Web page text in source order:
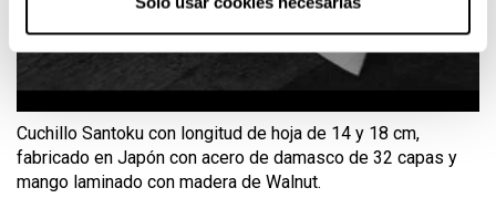
Cuchillo Santoku con longitud de hoja de 14 y 18 cm,
fabricado en Japón con acero de damasco de 32 capas y
mango laminado con madera de Walnut.